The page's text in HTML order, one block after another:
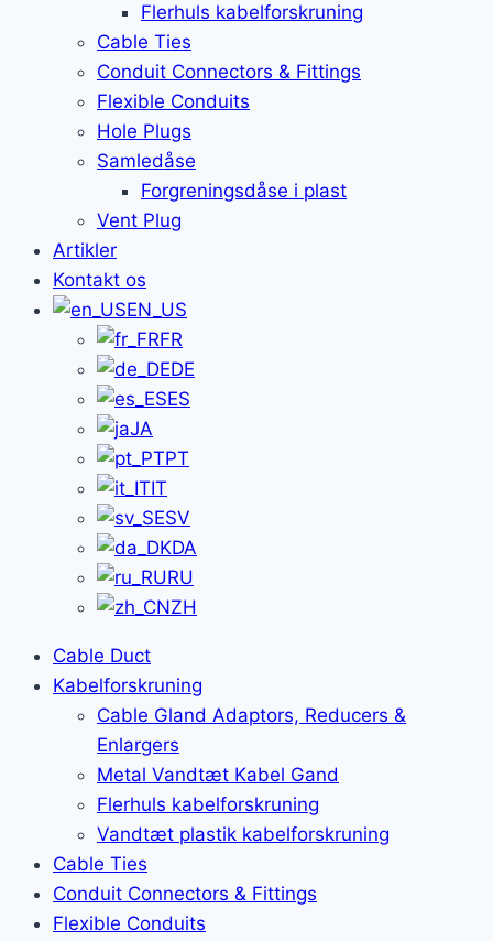
Flerhuls kabelforskruning
Cable Ties
Conduit Connectors & Fittings
Flexible Conduits
Hole Plugs
Samledåse
Forgreningsdåse i plast
Vent Plug
Artikler
Kontakt os
EN_US
FR
DE
ES
JA
PT
IT
SV
DA
RU
ZH
Cable Duct
Kabelforskruning
Cable Gland Adaptors, Reducers &
Enlargers
Metal Vandtæt Kabel Gand
Flerhuls kabelforskruning
Vandtæt plastik kabelforskruning
Cable Ties
Conduit Connectors & Fittings
Flexible Conduits